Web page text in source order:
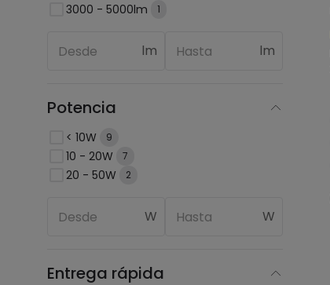
3000 - 5000lm 1
lm lm
Potencia
< 10W 9
10 - 20W 7
20 - 50W 2
W W
Entrega rápida